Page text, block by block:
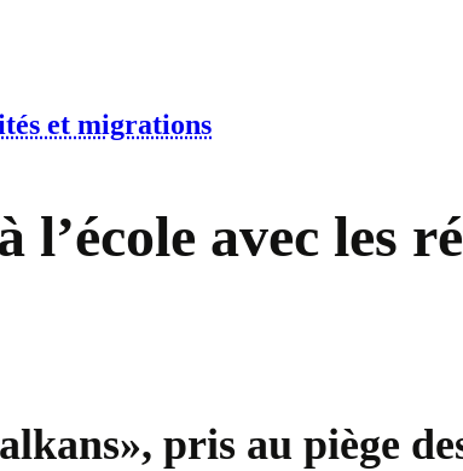
et migrations
avec les
pris au piège